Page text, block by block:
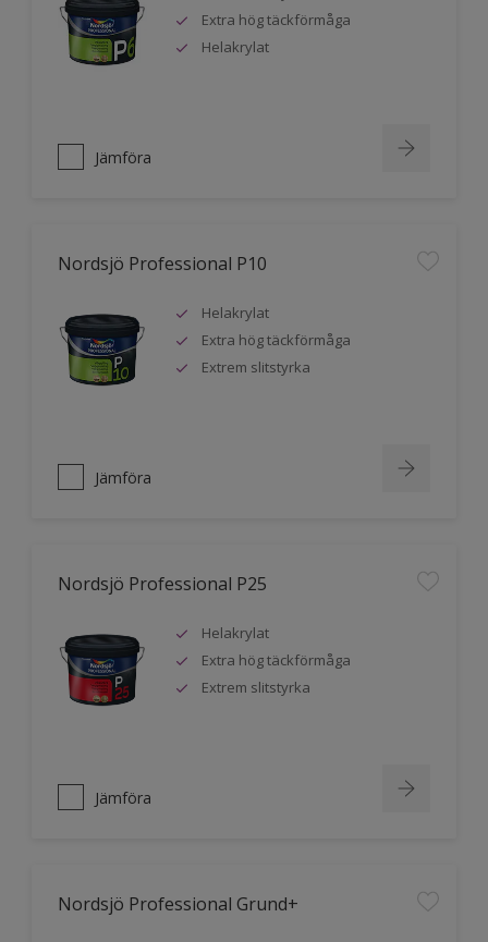
Extra hög täckförmåga
Helakrylat
Jämföra
Nordsjö Professional P10
Helakrylat
Extra hög täckförmåga
Extrem slitstyrka
Jämföra
Nordsjö Professional P25
Helakrylat
Extra hög täckförmåga
Extrem slitstyrka
Jämföra
Nordsjö Professional Grund+